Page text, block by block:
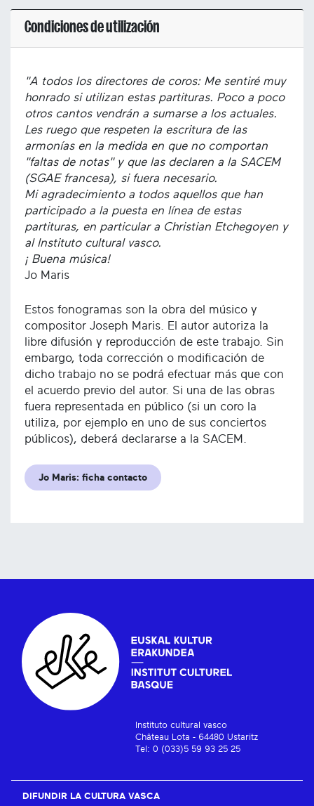
Condiciones de utilización
"A todos los directores de coros: Me sentiré muy
honrado si utilizan estas partituras. Poco a poco
otros cantos vendrán a sumarse a los actuales.
Les ruego que respeten la escritura de las
armonías en la medida en que no comportan
"faltas de notas" y que las declaren a la SACEM
(SGAE francesa), si fuera necesario.
Mi agradecimiento a todos aquellos que han
participado a la puesta en línea de estas
partituras, en particular a Christian Etchegoyen y
al Instituto cultural vasco.
¡ Buena música!
Jo Maris
Estos fonogramas son la obra del músico y
compositor Joseph Maris. El autor autoriza la
libre difusión y reproducción de este trabajo. Sin
embargo, toda corrección o modificación de
dicho trabajo no se podrá efectuar más que con
el acuerdo previo del autor. Si una de las obras
fuera representada en público (si un coro la
utiliza, por ejemplo en uno de sus conciertos
públicos), deberá declararse a la SACEM.
Jo Maris: ficha contacto
Instituto cultural vasco
Château Lota - 64480 Ustaritz
Tel: 0 (033)5 59 93 25 25
DIFUNDIR LA CULTURA VASCA